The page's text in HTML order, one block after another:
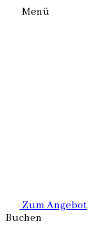
Menü
Zum Angebot
Buchen